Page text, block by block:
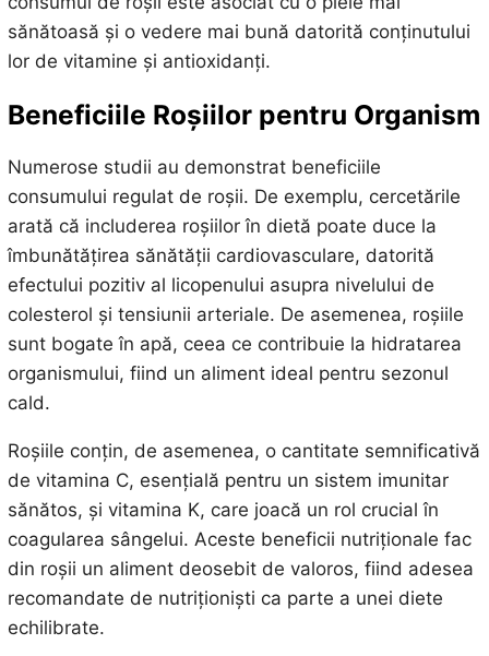
sănătoasă și o vedere mai bună datorită conținutului
lor de vitamine și antioxidanți.
Beneficiile Roșiilor pentru Organism
Numerose studii au demonstrat beneficiile
consumului regulat de roșii. De exemplu, cercetările
arată că includerea roșiilor în dietă poate duce la
îmbunătățirea sănătății cardiovasculare, datorită
efectului pozitiv al licopenului asupra nivelului de
colesterol și tensiunii arteriale. De asemenea, roșiile
sunt bogate în apă, ceea ce contribuie la hidratarea
organismului, fiind un aliment ideal pentru sezonul
cald.
Roșiile conțin, de asemenea, o cantitate semnificativă
de vitamina C, esențială pentru un sistem imunitar
sănătos, și vitamina K, care joacă un rol crucial în
coagularea sângelui. Aceste beneficii nutriționale fac
din roșii un aliment deosebit de valoros, fiind adesea
recomandate de nutriționiști ca parte a unei diete
echilibrate.